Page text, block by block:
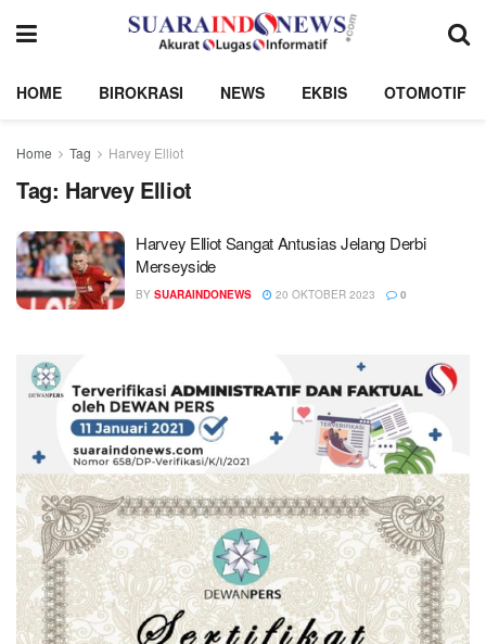
HOME BIROKRASI NEWS EKBIS OTOMOTIF
Home Tag Harvey Elliot
Tag: Harvey Elliot
Harvey Elliot Sangat Antusias Jelang Derbi
Merseyside
BY SUARAINDONEWS 20 OKTOBER 2023 0